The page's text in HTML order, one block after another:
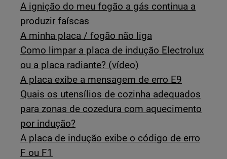
A ignição do meu fogão a gás continua a
produzir faíscas
A minha placa / fogão não liga
Como limpar a placa de indução Electrolux
ou a placa radiante? (vídeo)
A placa exibe a mensagem de erro E9
Quais os utensílios de cozinha adequados
para zonas de cozedura com aquecimento
por indução?
A placa de indução exibe o código de erro
F ou F1